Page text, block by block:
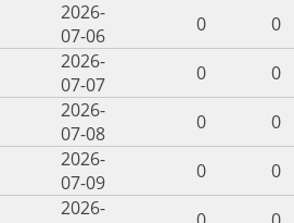
2026-
07-06
0 0
2026-
07-07
0 0
2026-
07-08
0 0
2026-
07-09
0 0
2026-